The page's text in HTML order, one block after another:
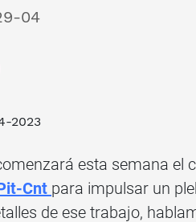
04
2023
esta semana el
Cnt para impulsar un
de ese trabajo,